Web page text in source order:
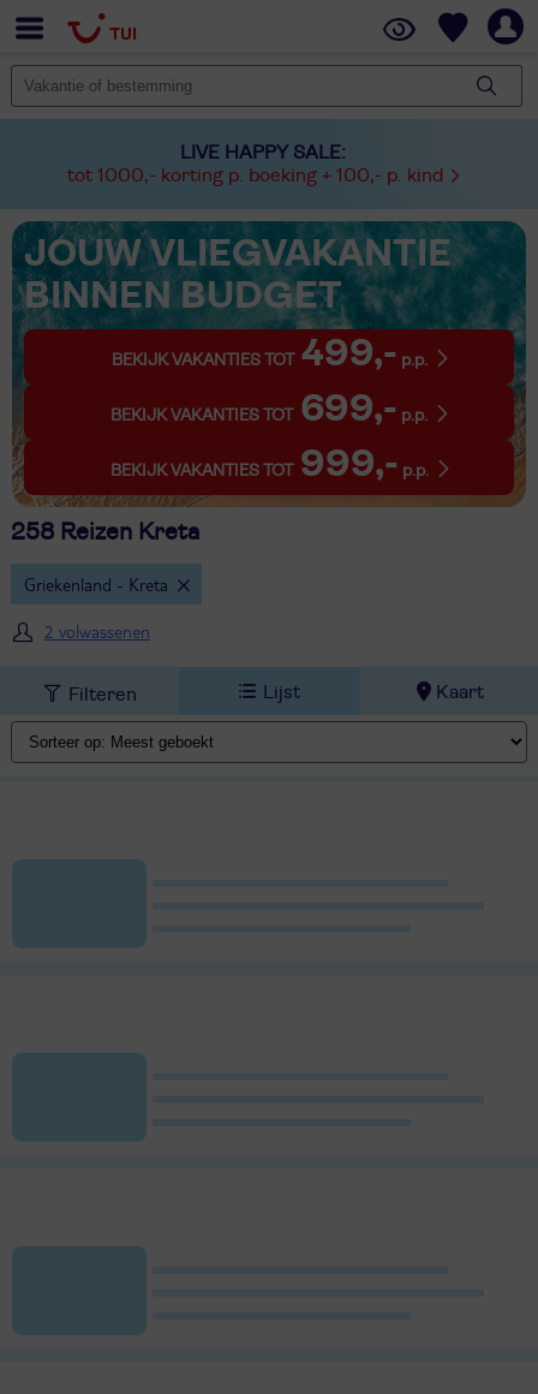
LIVE HAPPY SALE:
tot 1000,- korting p. boeking + 100,- p. kind
JOUW VLIEGVAKANTIE
BINNEN BUDGET
BEKIJK VAKANTIES TOT 499,- p.p.
BEKIJK VAKANTIES TOT 699,- p.p.
BEKIJK VAKANTIES TOT 999,- p.p.
258 Reizen Kreta
Griekenland - Kreta
2 volwassenen
Filteren Lijst Kaart